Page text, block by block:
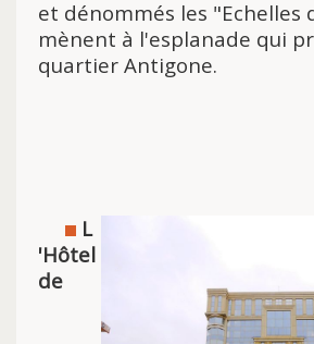
et dénommés les "Echelles
mènent à l'esplanade qui
quartier Antigone.
L
'Hôtel
de